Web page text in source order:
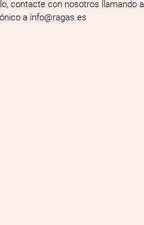
contacte con nosotros llamando al
a info@ragas.es